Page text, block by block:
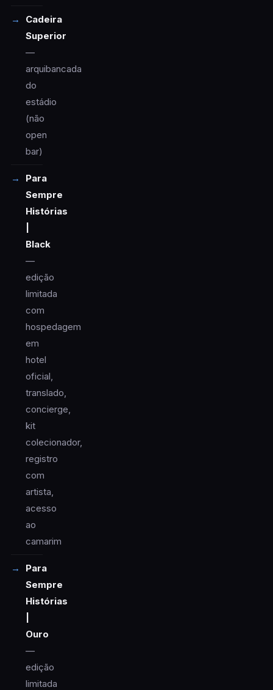
Cadeira
Superior
—
arquibancada
do
estádio
(não
open
bar)
Para
Sempre
Histórias
Black
—
edição
limitada
com
hospedagem
em
hotel
oficial,
translado,
concierge,
kit
colecionador,
registro
com
artista,
acesso
ao
camarim
Para
Sempre
Histórias
Ouro
—
edição
limitada